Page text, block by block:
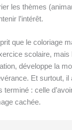
les thèmes
l’intérêt.
que le coloriage
scolaire, mais
développe la
Et surtout, il
terminé : celle
cachée.